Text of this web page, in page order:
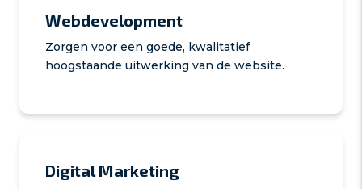
Webdevelopment
Zorgen voor een goede, kwalitatief
hoogstaande uitwerking van de website.
Digital Marketing